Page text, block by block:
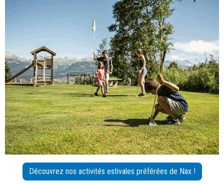
Découvrez nos activités estivales préférées de Nax !